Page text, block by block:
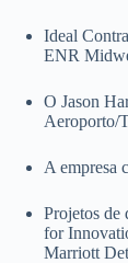
Ideal
ENR
O Jason
Aeroporto/
A empresa
Projetos de
for
Marriott